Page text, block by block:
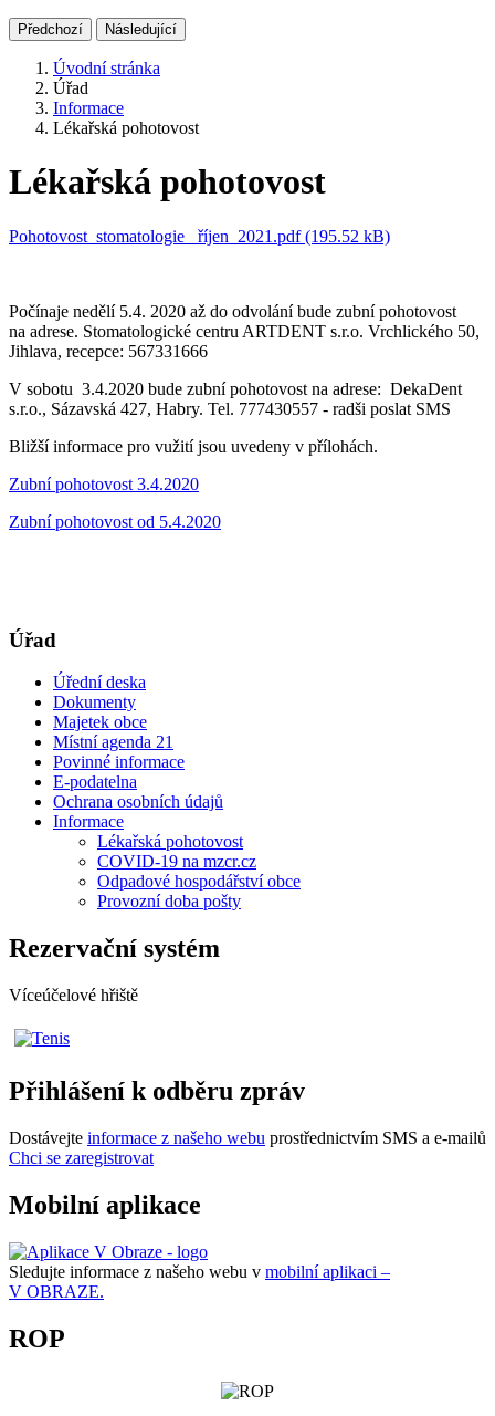
Předchozí Následující
Úvodní stránka
Úřad
Informace
Lékařská pohotovost
Lékařská pohotovost
Pohotovost_stomatologie _říjen_2021.pdf (195.52 kB)
Počínaje nedělí 5.4. 2020 až do odvolání bude zubní pohotovost
na adrese. Stomatologické centru ARTDENT s.r.o. Vrchlického 50,
Jihlava, recepce: 567331666
V sobotu 3.4.2020 bude zubní pohotovost na adrese: DekaDent
s.r.o., Sázavská 427, Habry. Tel. 777430557 - radši poslat SMS
Bližší informace pro vužití jsou uvedeny v přílohách.
Zubní pohotovost 3.4.2020
Zubní pohotovost od 5.4.2020
Úřad
Úřední deska
Dokumenty
Majetek obce
Místní agenda 21
Povinné informace
E-podatelna
Ochrana osobních údajů
Informace
Lékařská pohotovost
COVID-19 na mzcr.cz
Odpadové hospodářství obce
Provozní doba pošty
Rezervační systém
Víceúčelové hřiště
Přihlášení k odběru zpráv
Dostávejte informace z našeho webu prostřednictvím SMS a e-mailů
Chci se zaregistrovat
Mobilní aplikace
Sledujte informace z našeho webu v mobilní aplikaci –
V OBRAZE.
ROP